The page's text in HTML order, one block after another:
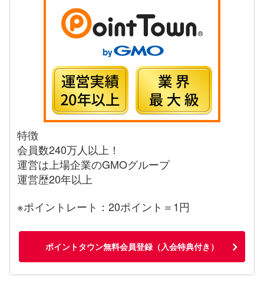
特徴
会員数240万人以上！
運営は上場企業のGMOグループ
運営歴20年以上
※ポイントレート：20ポイント＝1円
ポイントタウン無料会員登録（入会特典付き）